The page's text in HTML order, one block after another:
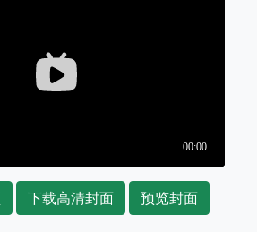
下载高清封面 预览封面